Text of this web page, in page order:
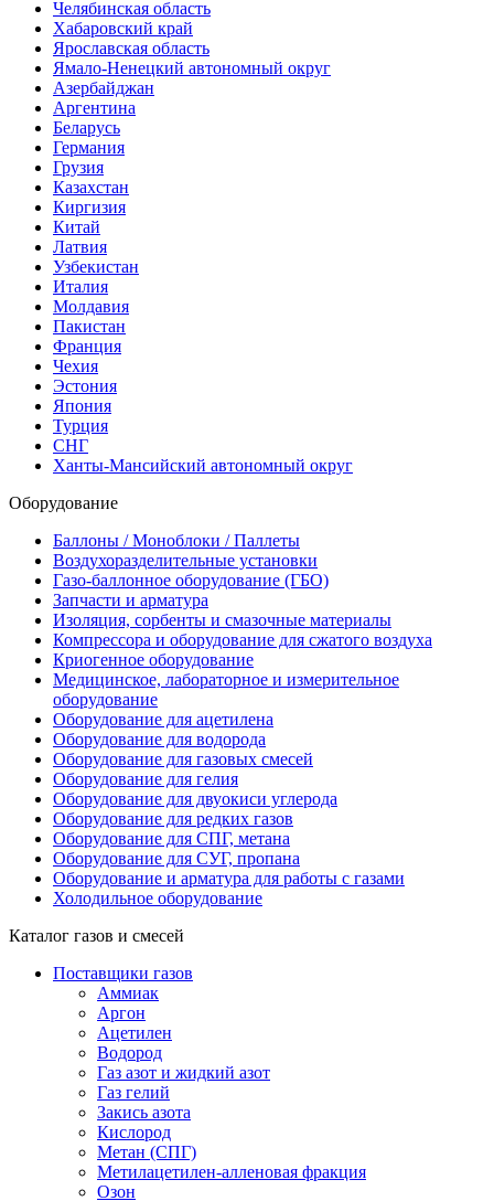
Челябинская область
Хабаровский край
Ярославская область
Ямало-Ненецкий автономный округ
Азербайджан
Аргентина
Беларусь
Германия
Грузия
Казахстан
Киргизия
Китай
Латвия
Узбекистан
Италия
Молдавия
Пакистан
Франция
Чехия
Эстония
Япония
Турция
СНГ
Ханты-Мансийский автономный округ
Оборудование
Баллоны / Моноблоки / Паллеты
Воздухоразделительные установки
Газо-баллонное оборудование (ГБО)
Запчасти и арматура
Изоляция, сорбенты и смазочные материалы
Компрессора и оборудование для сжатого воздуха
Криогенное оборудование
Медицинское, лабораторное и измерительное
оборудование
Оборудование для ацетилена
Оборудование для водорода
Оборудование для газовых смесей
Оборудование для гелия
Оборудование для двуокиси углерода
Оборудование для редких газов
Оборудование для СПГ, метана
Оборудование для СУГ, пропана
Оборудование и арматура для работы с газами
Холодильное оборудование
Каталог газов и смесей
Поставщики газов
Аммиак
Аргон
Ацетилен
Водород
Газ азот и жидкий азот
Газ гелий
Закись азота
Кислород
Метан (СПГ)
Метилацетилен-алленовая фракция
Озон